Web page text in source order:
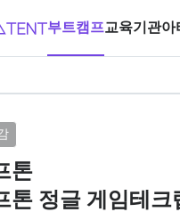
부트캠프교육기관아
톤
톤 정글 게임테크
: 크래프톤, 과정